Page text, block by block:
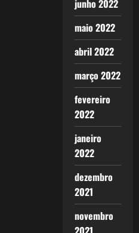
junho 2022
maio 2022
abril 2022
março 2022
fevereiro
2022
janeiro
2022
dezembro
2021
novembro